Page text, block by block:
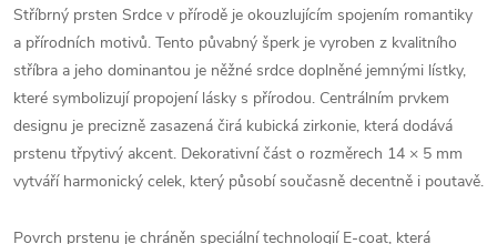
Stříbrný prsten Srdce v přírodě je okouzlujícím spojením romantiky
a přírodních motivů. Tento půvabný šperk je vyroben z kvalitního
stříbra a jeho dominantou je něžné srdce doplněné jemnými lístky,
které symbolizují propojení lásky s přírodou. Centrálním prvkem
designu je precizně zasazená čirá kubická zirkonie, která dodává
prstenu třpytivý akcent. Dekorativní část o rozměrech 14 × 5 mm
vytváří harmonický celek, který působí současně decentně i poutavě.
Povrch prstenu je chráněn speciální technologií E-coat, která